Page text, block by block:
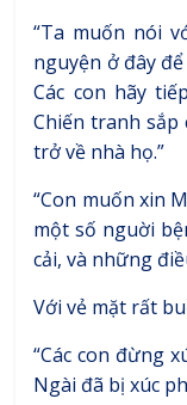
“Ta muốn nói
nguyện ở đây
Các con hãy
Chiến tranh sắp
trở về nhà họ.”
“Con muốn xin
một số nguời
cải, và những
Với vẻ mặt rất
“Các con đừng
Ngài đã bị xúc